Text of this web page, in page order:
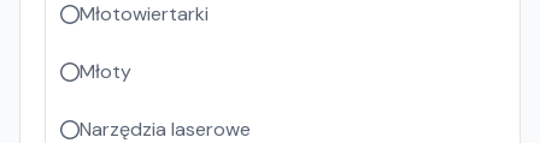
Młotowiertarki
Młoty
Narzędzia laserowe